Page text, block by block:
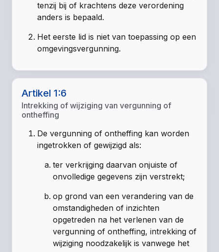
tenzij bij of krachtens deze verordening
anders is bepaald.
Het eerste lid is niet van toepassing op een
omgevingsvergunning.
Artikel 1:6
Intrekking of wijziging van vergunning of
ontheffing
De vergunning of ontheffing kan worden
ingetrokken of gewijzigd als:
ter verkrijging daarvan onjuiste of
onvolledige gegevens zijn verstrekt;
op grond van een verandering van de
omstandigheden of inzichten
opgetreden na het verlenen van de
vergunning of ontheffing, intrekking of
wijziging noodzakelijk is vanwege het